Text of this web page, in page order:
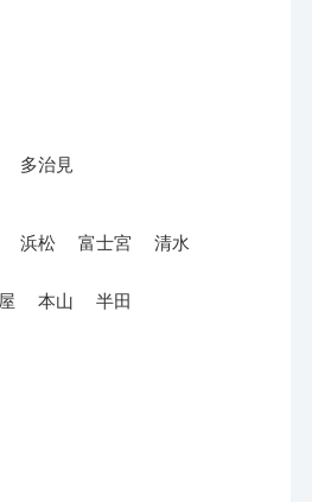
多治見
浜松 富士宮 清水
本山 半田